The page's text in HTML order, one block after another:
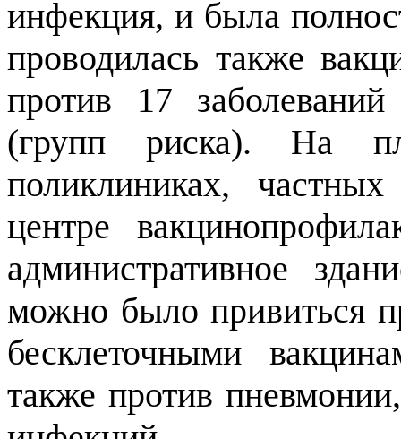
инфекция, и была
проводилась также
против 17
(групп риска). На
поликлиниках,
центре
административное
можно было привиться
бесклеточными
также против